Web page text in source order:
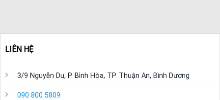
LIÊN HỆ
3/9 Nguyễn Du, P. Bình Hòa, TP. Thuận An, Bình Dương
090 800 5809